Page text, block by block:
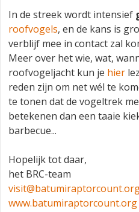
In de streek wordt intensief
roofvogels, en de kans is
verblijf mee in contact zal
Meer over het wie, wat,
roofvogeljacht kun je hier
reden zijn om net wél te
te tonen dat de vogeltrek
betekenen dan een taaie
barbecue...
Hopelijk tot daar,
het BRC-team
www.batumiraptorcount.org